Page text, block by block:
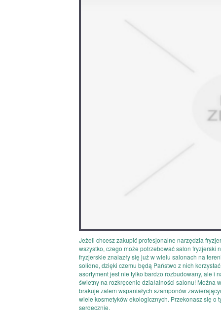
Jeżeli chcesz zakupić profesjonalne narzędzia
wszystko, czego może potrzebować salon
fryzjerskie znalazły się już w wielu salonach na
solidne, dzięki czemu będą Państwo z nich
asortyment jest nie tylko bardzo rozbudowany, ale i
świetny na rozkręcenie działalności salonu! Można
brakuje zatem wspaniałych szamponów
wiele kosmetyków ekologicznych. Przekonasz się o
serdecznie.